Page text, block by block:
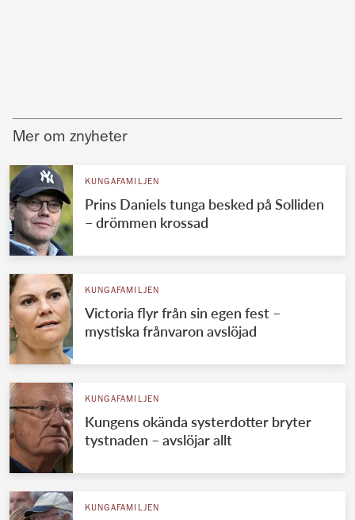
Mer om znyheter
KUNGAFAMILJEN
Prins Daniels tunga besked på Solliden
– drömmen krossad
KUNGAFAMILJEN
Victoria flyr från sin egen fest –
mystiska frånvaron avslöjad
KUNGAFAMILJEN
Kungens okända systerdotter bryter
tystnaden – avslöjar allt
KUNGAFAMILJEN